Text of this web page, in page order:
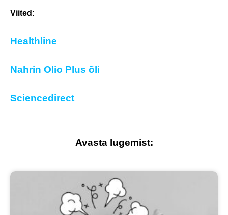
Viited:
Healthline
Nahrin Olio Plus õli
Sciencedirect
Avasta lugemist: